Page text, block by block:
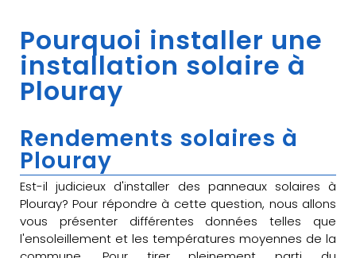
Pourquoi installer une
installation solaire à
Plouray
Rendements solaires à
Plouray
Est-il judicieux d'installer des panneaux solaires à
Plouray? Pour répondre à cette question, nous allons
vous présenter différentes données telles que
l'ensoleillement et les températures moyennes de la